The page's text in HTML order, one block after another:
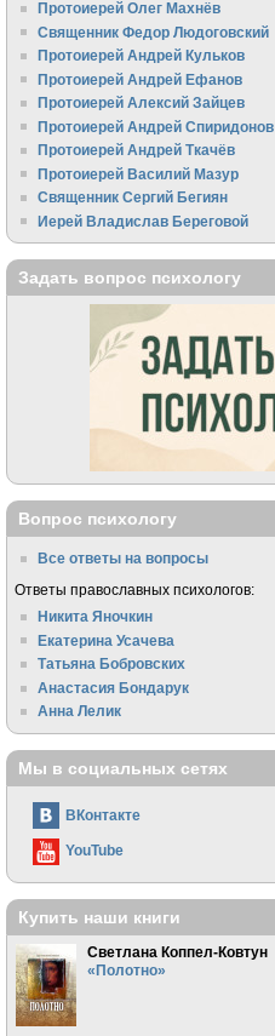
Протоиерей Олег Махнёв
Священник Федор Людоговский
Протоиерей Андрей Кульков
Протоиерей Андрей Ефанов
Протоиерей Алексий Зайцев
Протоиерей Андрей Спиридонов
Протоиерей Андрей Ткачёв
Протоиерей Василий Мазур
Священник Сергий Бегиян
Иерей Владислав Береговой
Задать вопрос психологу
Вопрос психологу
Все ответы на вопросы
Ответы православных психологов:
Никита Яночкин
Екатерина Усачева
Татьяна Бобровских
Анастасия Бондарук
Анна Лелик
Мы в социальных сетях
ВКонтакте
YouTube
Купить наши книги
Светлана Коппел-Ковтун
«Полотно»